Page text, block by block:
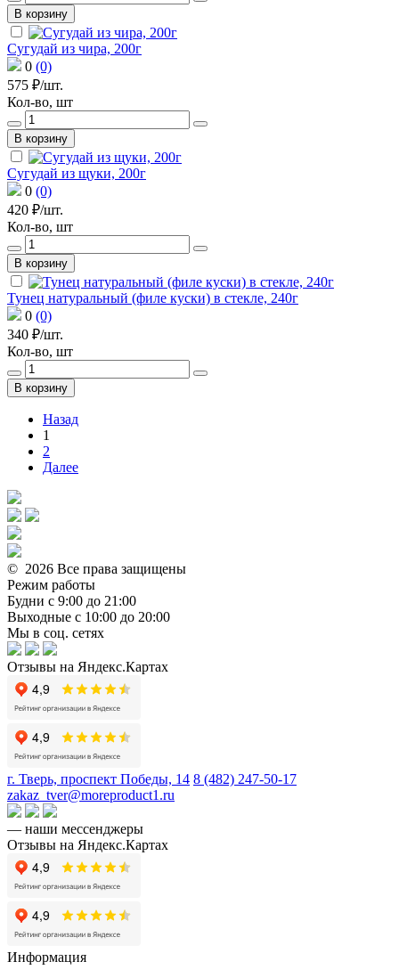
В корзину
Сугудай из чира, 200г
0 (0)
575 ₽/шт.
Кол-во, шт
В корзину
Сугудай из щуки, 200г
0 (0)
420 ₽/шт.
Кол-во, шт
В корзину
Тунец натуральный (филе куски) в стекле, 240г
0 (0)
340 ₽/шт.
Кол-во, шт
В корзину
Назад
1
2
Далее
© 2026 Все права защищены
Режим работы
Будни с 9:00 до 21:00
Выходные с 10:00 до 20:00
Мы в соц. сетях
Отзывы на Яндекс.Картах
г. Тверь, проспект Победы, 14 8 (482) 247-50-17
zakaz_tver@moreproduct1.ru
— наши мессенджеры
Отзывы на Яндекс.Картах
Информация